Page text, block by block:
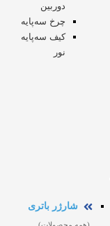
دوربین
چرخ سه‌پایه
کیف سه‌پایه
نور
شارژر باتری